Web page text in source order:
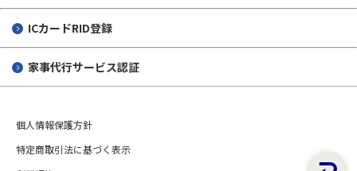
ICカードRID登録
家事代行サービス認証
個人情報保護方針
特定商取引法に基づく表示